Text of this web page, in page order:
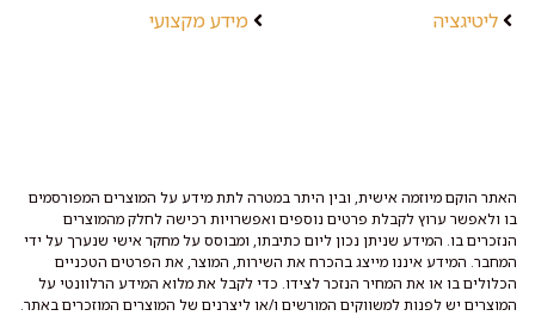
ליטיגציה
מידע מקצועי
האתר הוקם מיוזמה אישית, ובין היתר במטרה לתת מידע על המוצרים המפורסמים
בו ולאפשר ערוץ לקבלת פרטים נוספים ואפשרויות רכישה לחלק מהמוצרים
הנזכרים בו. המידע שניתן נכון ליום כתיבתו, ומבוסס על מחקר אישי שנערך על ידי
המחבר. המידע איננו מייצג בהכרח את השירות, המוצר, את הפרטים הטכניים
הכלולים בו או את המחיר הנזכר לצידו. כדי לקבל את מלוא המידע הרלוונטי על
המוצרים יש לפנות למשווקים המורשים ו/או ליצרנים של המוצרים המוזכרים באתר.